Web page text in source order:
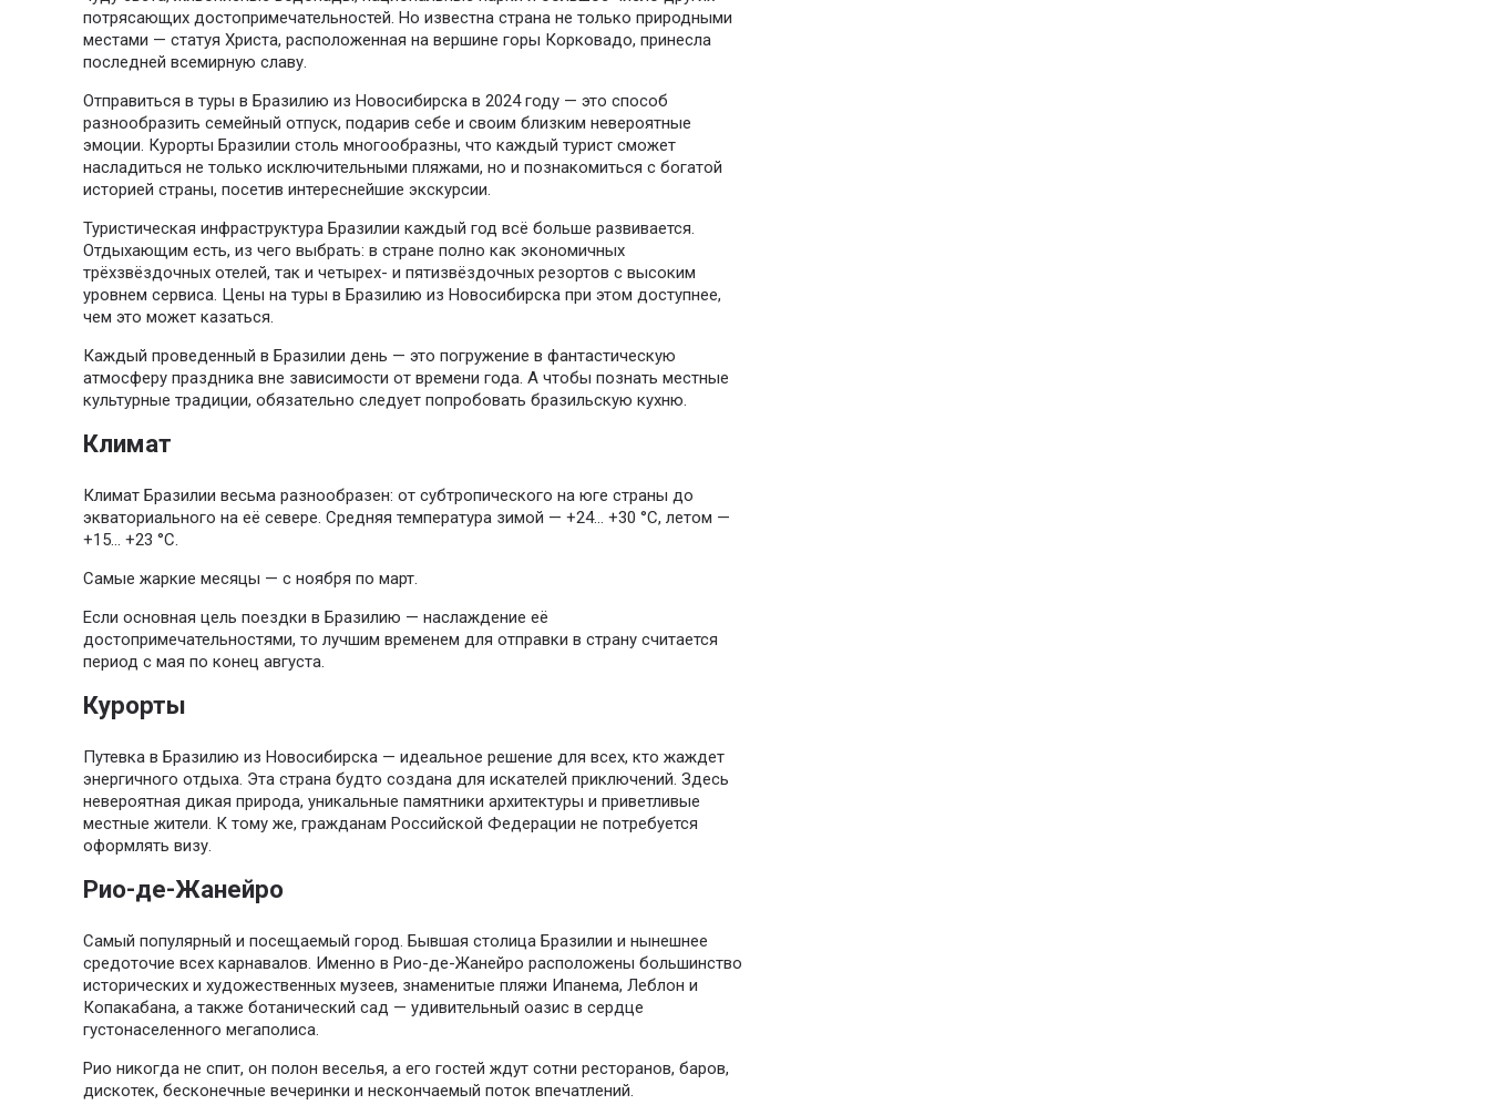
потрясающих достопримечательностей. Но известна страна не только природными
местами — статуя Христа, расположенная на вершине горы Корковадо, принесла
последней всемирную славу.
Отправиться в туры в Бразилию из Новосибирска в 2024 году — это способ
разнообразить семейный отпуск, подарив себе и своим близким невероятные
эмоции. Курорты Бразилии столь многообразны, что каждый турист сможет
насладиться не только исключительными пляжами, но и познакомиться с богатой
историей страны, посетив интереснейшие экскурсии.
Туристическая инфраструктура Бразилии каждый год всё больше развивается.
Отдыхающим есть, из чего выбрать: в стране полно как экономичных
трёхзвёздочных отелей, так и четырех- и пятизвёздочных резортов с высоким
уровнем сервиса. Цены на туры в Бразилию из Новосибирска при этом доступнее,
чем это может казаться.
Каждый проведенный в Бразилии день — это погружение в фантастическую
атмосферу праздника вне зависимости от времени года. А чтобы познать местные
культурные традиции, обязательно следует попробовать бразильскую кухню.
Климат
Климат Бразилии весьма разнообразен: от субтропического на юге страны до
экваториального на её севере. Средняя температура зимой — +24... +30 °C, летом —
+15... +23 °C.
Самые жаркие месяцы — с ноября по март.
Если основная цель поездки в Бразилию — наслаждение её
достопримечательностями, то лучшим временем для отправки в страну считается
период с мая по конец августа.
Курорты
Путевка в Бразилию из Новосибирска — идеальное решение для всех, кто жаждет
энергичного отдыха. Эта страна будто создана для искателей приключений. Здесь
невероятная дикая природа, уникальные памятники архитектуры и приветливые
местные жители. К тому же, гражданам Российской Федерации не потребуется
оформлять визу.
Рио-де-Жанейро
Самый популярный и посещаемый город. Бывшая столица Бразилии и нынешнее
средоточие всех карнавалов. Именно в Рио-де-Жанейро расположены большинство
исторических и художественных музеев, знаменитые пляжи Ипанема, Леблон и
Копакабана, а также ботанический сад — удивительный оазис в сердце
густонаселенного мегаполиса.
Рио никогда не спит, он полон веселья, а его гостей ждут сотни ресторанов, баров,
дискотек, бесконечные вечеринки и нескончаемый поток впечатлений.